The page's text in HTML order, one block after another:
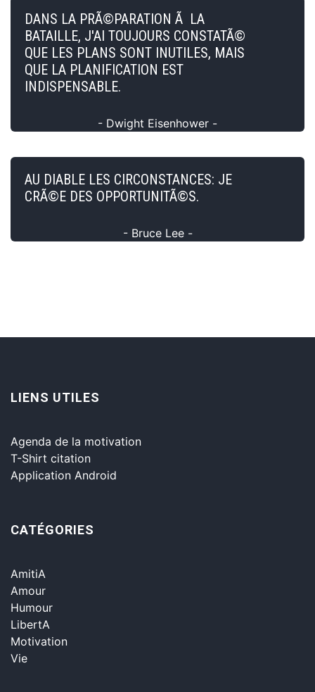
DANS LA PRÃ©PARATION Ã LA
BATAILLE, J'AI TOUJOURS CONSTATÃ©
QUE LES PLANS SONT INUTILES, MAIS
QUE LA PLANIFICATION EST
INDISPENSABLE.
- Dwight Eisenhower -
AU DIABLE LES CIRCONSTANCES: JE
CRÃ©E DES OPPORTUNITÃ©S.
- Bruce Lee -
LIENS UTILES
Agenda de la motivation
T-Shirt citation
Application Android
CATÉGORIES
AmitiA
Amour
Humour
LibertA
Motivation
Vie